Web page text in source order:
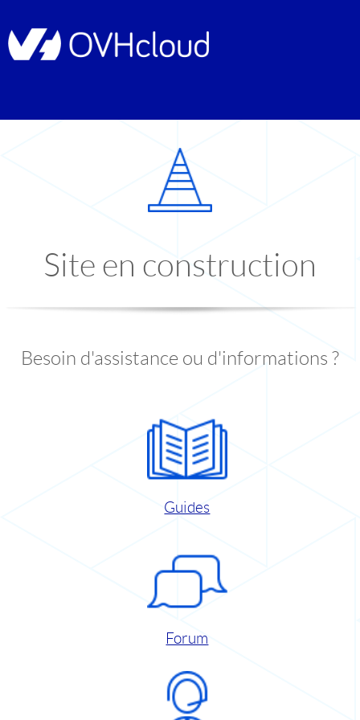
Site en construction
Besoin d'assistance ou d'informations ?
Guides
Forum